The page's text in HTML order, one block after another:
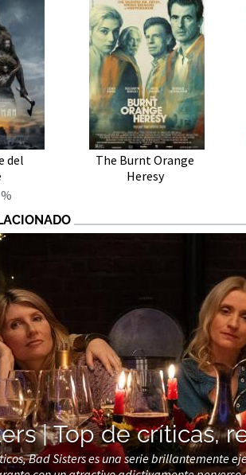
del
The Burnt Orange
Heresy
| Top de críticas,
Bad Sisters es una serie brillantemente